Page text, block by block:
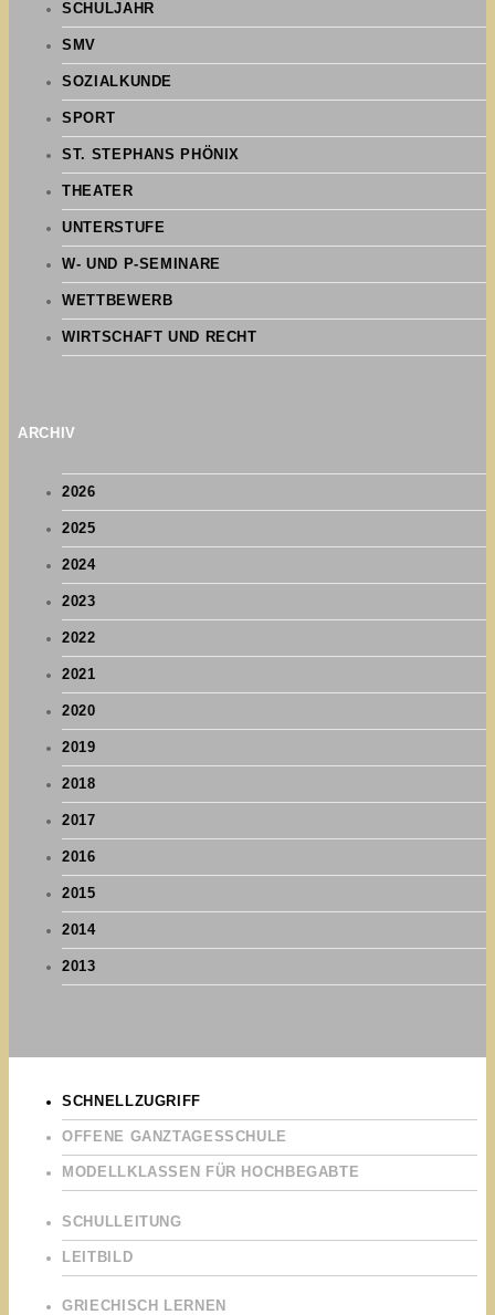
SCHULJAHR
SMV
SOZIALKUNDE
SPORT
ST. STEPHANS PHÖNIX
THEATER
UNTERSTUFE
W- UND P-SEMINARE
WETTBEWERB
WIRTSCHAFT UND RECHT
ARCHIV
2026
2025
2024
2023
2022
2021
2020
2019
2018
2017
2016
2015
2014
2013
SCHNELLZUGRIFF
OFFENE GANZTAGESSCHULE
MODELLKLASSEN FÜR HOCHBEGABTE
SCHULLEITUNG
LEITBILD
GRIECHISCH LERNEN